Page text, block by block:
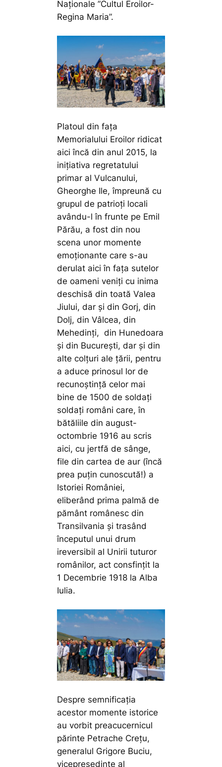
Naționale ”Cultul Eroilor-
Regina Maria”.
Platoul din fața
Memorialului Eroilor ridicat
aici încă din anul 2015, la
inițiativa regretatului
primar al Vulcanului,
Gheorghe Ile, împreună cu
grupul de patrioți locali
avându-l în frunte pe Emil
Părău, a fost din nou
scena unor momente
emoționante care s-au
derulat aici în fața sutelor
de oameni veniți cu inima
deschisă din toată Valea
Jiului, dar și din Gorj, din
Dolj, din Vâlcea, din
Mehedinți, din Hunedoara
și din București, dar și din
alte colțuri ale țării, pentru
a aduce prinosul lor de
recunoștință celor mai
bine de 1500 de soldați
soldați români care, în
bătăliile din august-
octombrie 1916 au scris
aici, cu jertfă de sânge,
file din cartea de aur (încă
prea puțin cunoscută!) a
Istoriei României,
eliberând prima palmă de
pământ românesc din
Transilvania și trasând
începutul unui drum
ireversibil al Unirii tuturor
românilor, act consfințit la
1 Decembrie 1918 la Alba
Iulia.
Despre semnificația
acestor momente istorice
au vorbit preacucernicul
părinte Petrache Crețu,
generalul Grigore Buciu,
vicepreședinte al